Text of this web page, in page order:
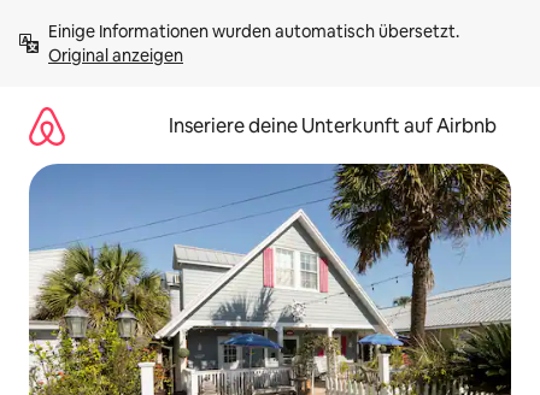
Inhalten
springenOriginal anzeigen
Inseriere deine Unterkunft auf Airbnb